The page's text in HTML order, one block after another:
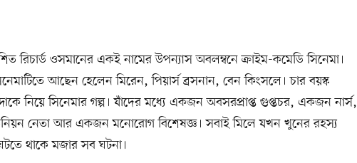
রিচার্ড ওসমানের একই নামের উপন্যাস অবলম্বনে ক্রাইম-কমেডি সিনেমা।
আছেন হেলেন মিরেন, পিয়ার্স ব্রসনান, বেন কিংসলে। চার বয়স্ক
নিয়ে সিনেমার গল্প। যাঁদের মধ্যে একজন অবসরপ্রাপ্ত গুপ্তচর, একজন নার্স,
নেতা আর একজন মনোরোগ বিশেষজ্ঞ। সবাই মিলে যখন খুনের রহস্য
থাকে মজার সব ঘটনা।